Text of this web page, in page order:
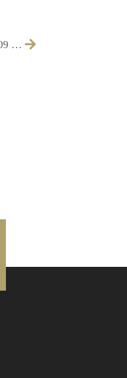
253/2010 – Λήψη απόφασης για την έγκριση της υπ’ αριθμ. ΟΙΚ 14/2009 μελέτης και του τρόπου εκτέλεσης του έργου ΚΑΤΑΣΚΕΥΗ ΒΡΕΦΟΝΗΠΙΑΚΟΥ ΣΤΑΘΜΟΥ ΣΤΟ Ο.Τ. 740